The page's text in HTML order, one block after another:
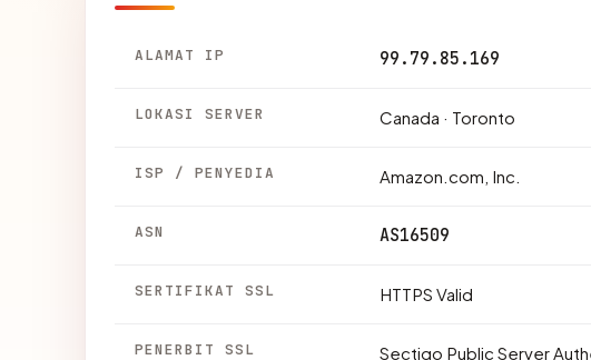
ALAMAT IP 99.79.85.169
LOKASI SERVER Canada · Toronto
ISP / PENYEDIA Amazon.com, Inc.
ASN AS16509
SERTIFIKAT SSL HTTPS Valid
PENERBIT SSL Sectigo Public Server